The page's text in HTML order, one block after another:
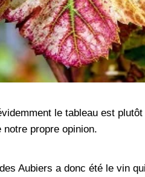
le tableau est
notre propre opinion.
Aubiers a donc été le vin